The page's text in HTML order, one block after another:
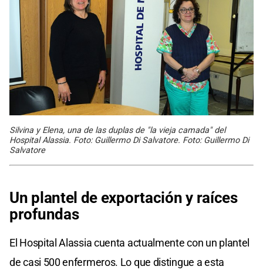
Silvina y Elena, una de las duplas de "la vieja camada" del
Hospital Alassia. Foto: Guillermo Di Salvatore. Foto: Guillermo Di
Salvatore
Un plantel de exportación y raíces
profundas
El Hospital Alassia cuenta actualmente con un plantel
de casi 500 enfermeros. Lo que distingue a esta